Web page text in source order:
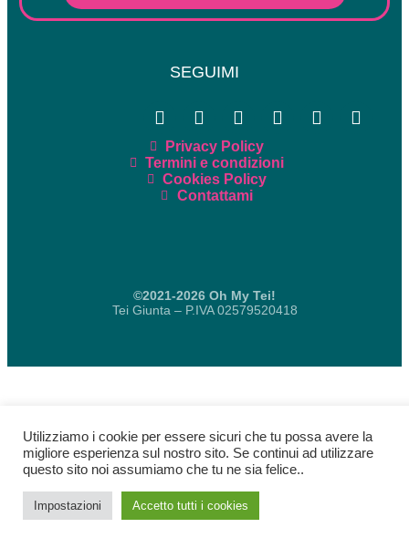
SEGUIMI
Privacy Policy
Termini e condizioni
Cookies Policy
Contattami
©2021-2026 Oh My Tei!
Tei Giunta – P.IVA 02579520418
Utilizziamo i cookie per essere sicuri che tu possa avere la
migliore esperienza sul nostro sito. Se continui ad utilizzare
questo sito noi assumiamo che tu ne sia felice..
Impostazioni Accetto tutti i cookies